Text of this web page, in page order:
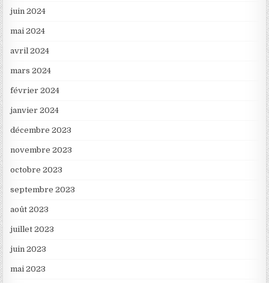
juin 2024
mai 2024
avril 2024
mars 2024
février 2024
janvier 2024
décembre 2023
novembre 2023
octobre 2023
septembre 2023
août 2023
juillet 2023
juin 2023
mai 2023